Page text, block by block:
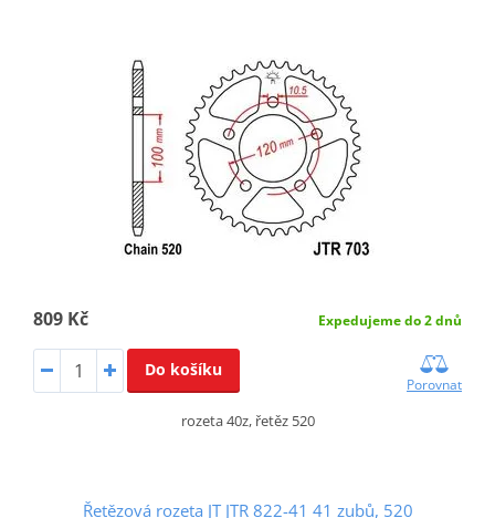
809 Kč Expedujeme do 2 dnů
Do košíku
Porovnat
rozeta 40z, řetěz 520
Řetězová rozeta JT JTR 822-41 41 zubů, 520